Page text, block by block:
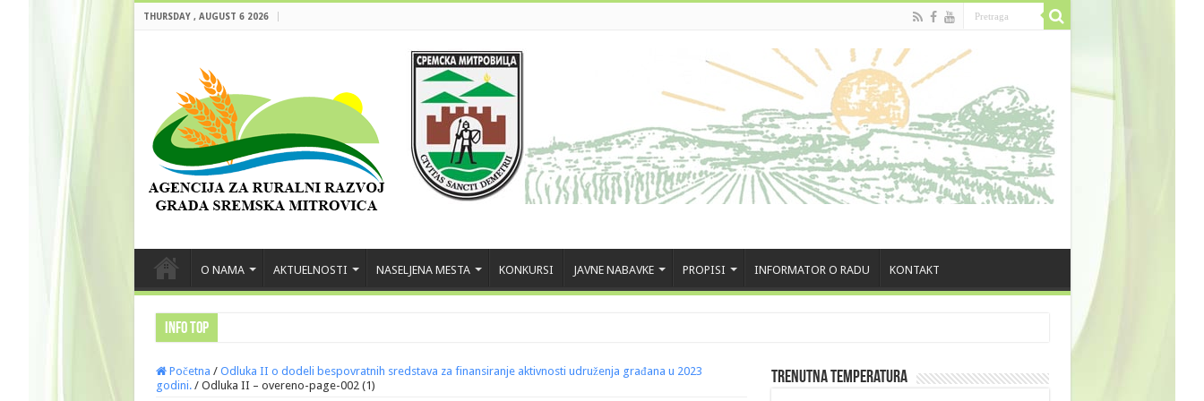
THURSDAY , AUGUST 6 2026
O NAMA AKTUELNOSTI NASELJENA MESTA KONKURSI JAVNE NABAVKE PROPISI INFORMATOR O RADU KONTAKT
INFO TOP
Početna / Odluka II o dodeli bespovratnih sredstava za finansiranje aktivnosti udruženja građana u 2023
godini. / Odluka II – overeno-page-002 (1) Trenutna Temperatura